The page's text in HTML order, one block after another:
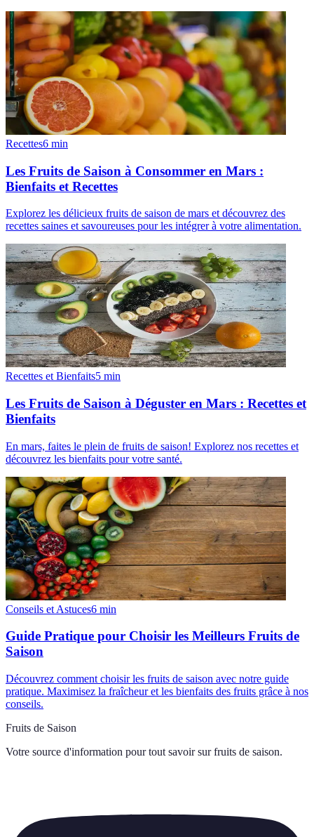
Recettes6 min
Les Fruits de Saison à Consommer en Mars :
Bienfaits et Recettes
Explorez les délicieux fruits de saison de mars et découvrez des
recettes saines et savoureuses pour les intégrer à votre alimentation.
Recettes et Bienfaits5 min
Les Fruits de Saison à Déguster en Mars : Recettes et
Bienfaits
En mars, faites le plein de fruits de saison! Explorez nos recettes et
découvrez les bienfaits pour votre santé.
Conseils et Astuces6 min
Guide Pratique pour Choisir les Meilleurs Fruits de
Saison
Découvrez comment choisir les fruits de saison avec notre guide
pratique. Maximisez la fraîcheur et les bienfaits des fruits grâce à nos
conseils.
Fruits de Saison
Votre source d'information pour tout savoir sur fruits de saison.